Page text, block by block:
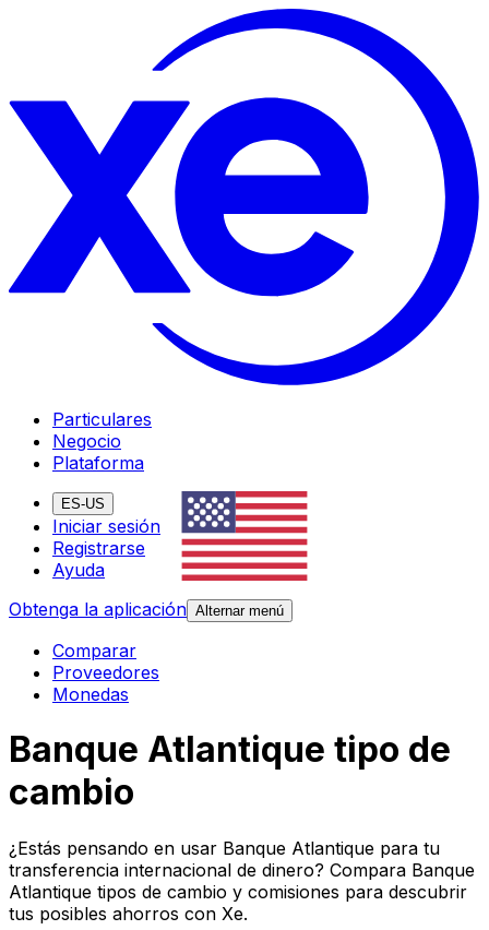
Particulares
Negocio
Plataforma
ES-US
Iniciar sesión
Registrarse
Ayuda
Obtenga la aplicación Alternar menú
Comparar
Proveedores
Monedas
Banque Atlantique tipo de
cambio
¿Estás pensando en usar Banque Atlantique para tu
transferencia internacional de dinero? Compara Banque
Atlantique tipos de cambio y comisiones para descubrir
tus posibles ahorros con Xe.